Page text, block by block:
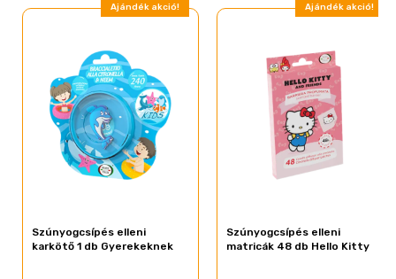
Ajándék akció!
Szúnyogcsípés elleni
karkötő 1 db Gyerekeknek
Ajándék akció!
Szúnyogcsípés elleni
matricák 48 db Hello Kitty